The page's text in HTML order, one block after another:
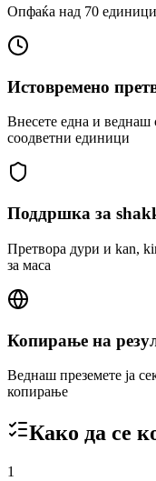
Опфаќа над 70
Истовремено
Внесете една и веднаш
соодветни единици
Поддршка за
Претвора дури и kan,
за маса
Копирање на
Веднаш преземете ја
копирање
Како да се
1